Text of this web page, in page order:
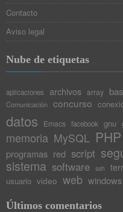
Contacto
Aviso legal
Nube de etiquetas
aplicaciones archivos array
Comunicación concurso
datos Emacs facebook gnu
memoria MySQL PHP
programas red script
sistema software ssh
usuario video web windows
Últimos comentarios